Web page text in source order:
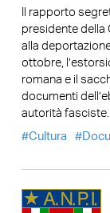
Il rapporto
presidente della
alla
ottobre,
romana e il
documenti
autorità fasciste.
Cultura